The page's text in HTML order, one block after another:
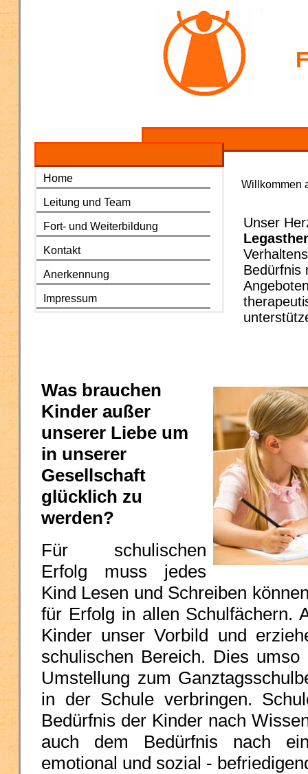
Home
Leitung und Team
Fort- und Weiterbildung
Kontakt
Anerkennung
Impressum
Willkommen
Unser
Bedürfnis
Was brauchen
Kinder außer
unserer Liebe um
in unserer
Gesellschaft
glücklich zu
werden?
Für schulischen
Erfolg muss jedes
Kind Lesen und Schreiben
für Erfolg in allen Schulfächern.
Kinder unser Vorbild und
schulischen Bereich. Dies
Umstellung zum
in der Schule verbringen.
Bedürfnis der Kinder nach
auch dem Bedürfnis nach
emotional und sozial -